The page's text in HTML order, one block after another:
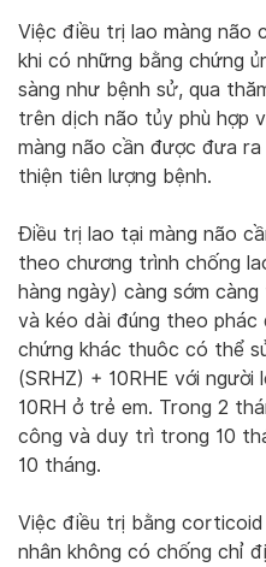
Việc điều trị lao màng não
khi có những bằng chứng
sàng như bệnh sử, qua
trên dịch não tủy phù hợp
màng não cần được đưa
thiện tiên lượng bệnh.
Điều trị lao tại màng não
theo chương trình chống
hàng ngày) càng sớm
và kéo dài đúng theo phác
chứng khác thuôc có thể
(SRHZ) + 10RHE với người
10RH ở trẻ em. Trong 2
công và duy trì trong 10
10 tháng.
Việc điều trị bằng
nhân không có chống chỉ